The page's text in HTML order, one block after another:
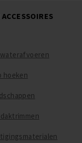
hoeken
daktrimmen